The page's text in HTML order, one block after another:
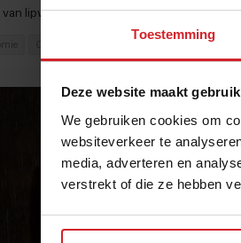
Toestemming
Deze website maakt
We gebruiken cookies om
websiteverkeer te
media, adverteren en
verstrekt of die ze hebben
van lipvis